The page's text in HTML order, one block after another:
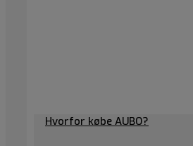
Hvorfor købe AUBO?